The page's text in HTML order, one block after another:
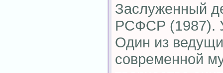
Заслуженный
РСФСР (1987).
Один из
современной